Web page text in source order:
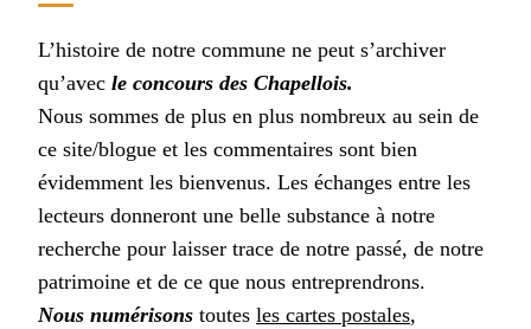
L’histoire de notre commune ne peut s’archiver
qu’avec le concours des Chapellois.
Nous sommes de plus en plus nombreux au sein de
ce site/blogue et les commentaires sont bien
évidemment les bienvenus. Les échanges entre les
lecteurs donneront une belle substance à notre
recherche pour laisser trace de notre passé, de notre
patrimoine et de ce que nous entreprendrons.
Nous numérisons toutes les cartes postales,